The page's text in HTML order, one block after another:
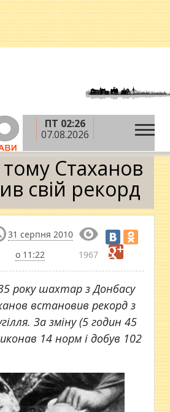
ПТ 02:26
07.08.2026
»
75 років тому Стаханов
тому Стаханов
свій рекорд
31 серпня 2010
о 11:22
1967
року шахтар з Донбасу
встановив рекорд з
За зміну (5 годин 45
14 норм і добув 102